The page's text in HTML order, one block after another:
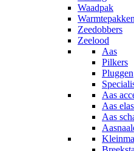
Waadpak
Warmtepakken
Zeedobbers
Zeelood
Aas
Pilkers
Pluggen
Aas
Aas
Aas